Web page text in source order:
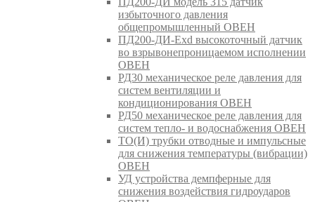
избыточного давления
общепромышленный ОВЕН
ПД200-ДИ-Exd высокоточный датчик
во взрывонепроницаемом исполнении
ОВЕН
РД30 механическое реле давления для
систем вентиляции и
кондиционирования ОВЕН
РД50 механическое реле давления для
систем тепло- и водоснабжения ОВЕН
ТО(И) трубки отводные и импульсные
для снижения температуры (вибрации)
ОВЕН
УД устройства демпферные для
снижения воздействия гидроударов